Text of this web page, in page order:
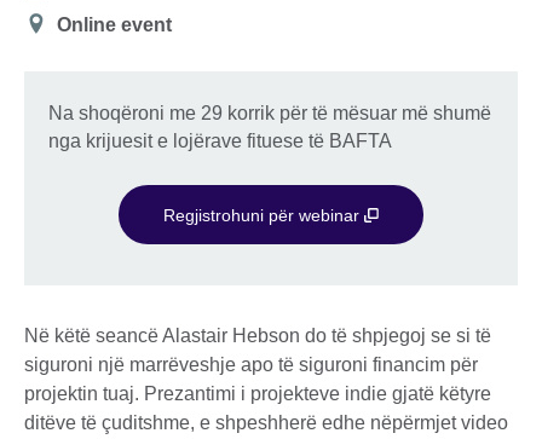
Lokacioni
Online event
Na shoqëroni me 29 korrik për të mësuar më shumë
nga krijuesit e lojërave fituese të BAFTA
Regjistrohuni për webinar
Në këtë seancë Alastair Hebson do të shpjegoj se si të
siguroni një marrëveshje apo të siguroni financim për
projektin tuaj. Prezantimi i projekteve indie gjatë këtyre
ditëve të çuditshme, e shpeshherë edhe nëpërmjet video